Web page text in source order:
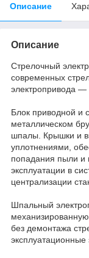
Описание
Описание
Стрелочный
современных
электропривода —
Блок приводной и
металлическом
шпалы. Крышки и
уплотнениями,
попадания пыли и
эксплуатации в
централизации
Шпальный
без демонтажа
эксплуатационные